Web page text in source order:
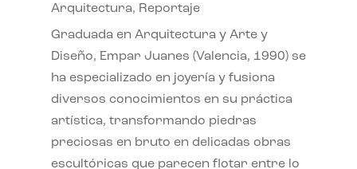
Arquitectura, Reportaje
Graduada en Arquitectura y Arte y
Diseño, Empar Juanes (Valencia, 1990) se
ha especializado en joyería y fusiona
diversos conocimientos en su práctica
artística, transformando piedras
preciosas en bruto en delicadas obras
escultóricas que parecen flotar entre lo